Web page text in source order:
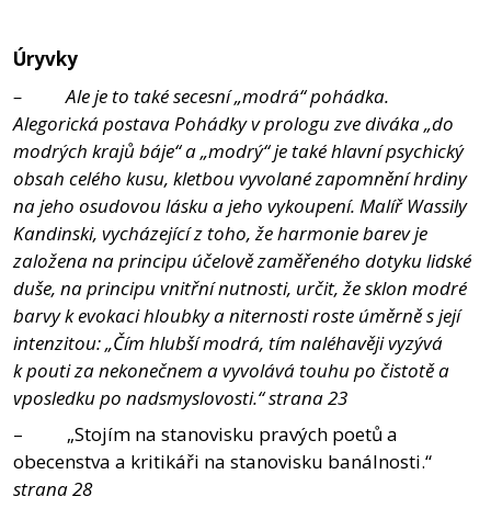
Úryvky
– Ale je to také secesní „modrá“ pohádka.
Alegorická postava Pohádky v prologu zve diváka „do
modrých krajů báje“ a „modrý“ je také hlavní psychický
obsah celého kusu, kletbou vyvolané zapomnění hrdiny
na jeho osudovou lásku a jeho vykoupení. Malíř Wassily
Kandinski, vycházející z toho, že harmonie barev je
založena na principu účelově zaměřeného dotyku lidské
duše, na principu vnitřní nutnosti, určit, že sklon modré
barvy k evokaci hloubky a niternosti roste úměrně s její
intenzitou: „Čím hlubší modrá, tím naléhavěji vyzývá
k pouti za nekonečnem a vyvolává touhu po čistotě a
vposledku po nadsmyslovosti.“ strana 23
– „Stojím na stanovisku pravých poetů a
obecenstva a kritikáři na stanovisku banálnosti.“
strana 28